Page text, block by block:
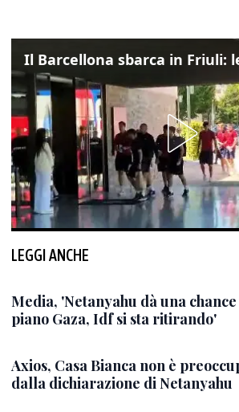
LEGGI ANCHE
Media, 'Netanyahu dà una chance
piano Gaza, Idf si sta ritirando'
Axios, Casa Bianca non è
dalla dichiarazione di Netanyahu